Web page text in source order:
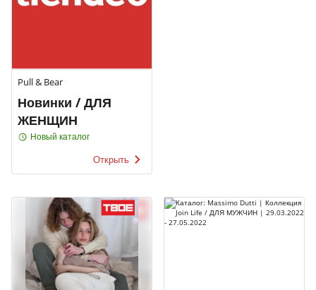
Pull & Bear
Новинки / ДЛЯ
ЖЕНЩИН
Новый каталог
Открыть